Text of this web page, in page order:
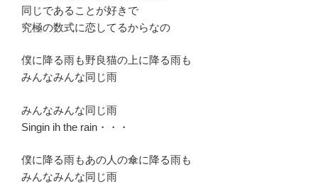
同じであることが好きで
究極の数式に恋してるからなの
僕に降る雨も野良猫の上に降る雨も
みんなみんな同じ雨
みんなみんな同じ雨
Singin ih the rain・・・
僕に降る雨もあの人の傘に降る雨も
みんなみんな同じ雨